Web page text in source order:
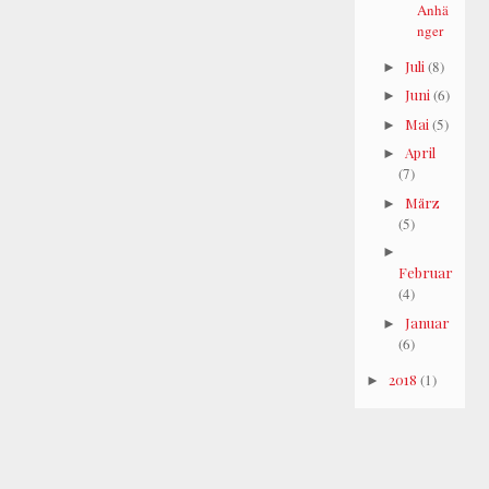
Anhä
nger
► Juli (8)
► Juni (6)
► Mai (5)
►April
(7)
► März
(5)
►
Februar
(4)
► Januar
(6)
► 2018 (1)